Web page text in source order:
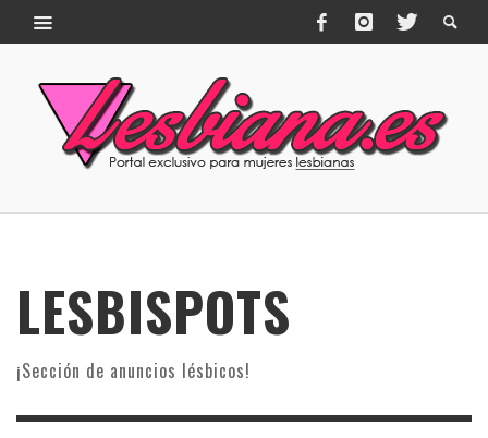
LESBISPOTS
¡Sección de anuncios lésbicos!